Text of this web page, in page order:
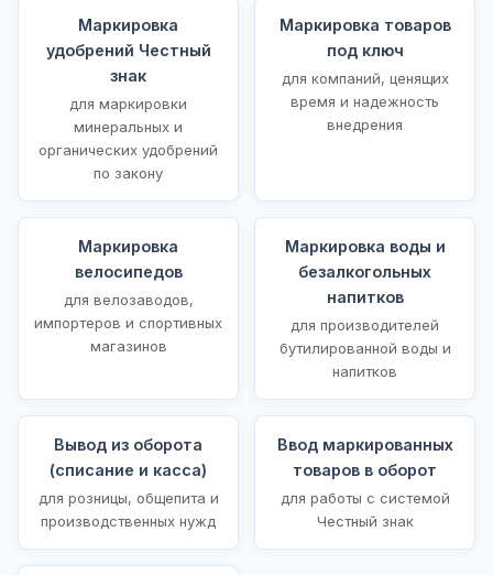
Маркировка
удобрений Честный
знак
для маркировки
минеральных и
органических удобрений
по закону
Маркировка товаров
под ключ
для компаний, ценящих
время и надежность
внедрения
Маркировка
велосипедов
для велозаводов,
импортеров и спортивных
магазинов
Маркировка воды и
безалкогольных
напитков
для производителей
бутилированной воды и
напитков
Вывод из оборота
(списание и касса)
для розницы, общепита и
производственных нужд
Ввод маркированных
товаров в оборот
для работы с системой
Честный знак